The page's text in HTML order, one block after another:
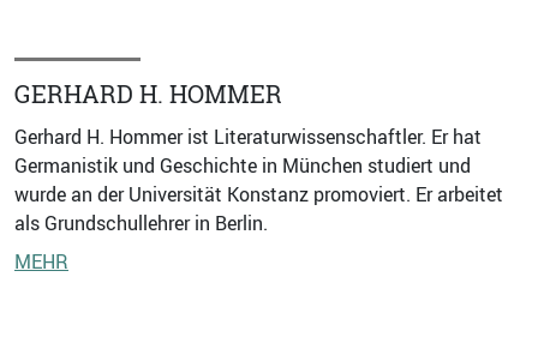
GERHARD H. HOMMER
Gerhard H. Hommer ist Literaturwissenschaftler. Er hat
Germanistik und Geschichte in München studiert und
wurde an der Universität Konstanz promoviert. Er arbeitet
als Grundschullehrer in Berlin.
MEHR